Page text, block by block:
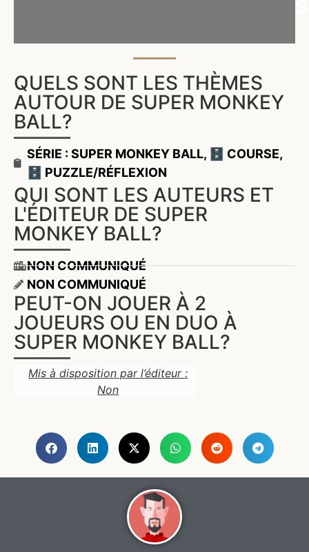
QUELS SONT LES THÈMES
AUTOUR DE SUPER MONKEY
BALL?
SÉRIE : SUPER MONKEY BALL, 🗄️ COURSE,
🗄️ PUZZLE/RÉFLEXION
QUI SONT LES AUTEURS ET
L'ÉDITEUR DE SUPER
MONKEY BALL?
NON COMMUNIQUÉ
NON COMMUNIQUÉ
PEUT-ON JOUER À 2
JOUEURS OU EN DUO À
SUPER MONKEY BALL?
Mis à disposition par l’éditeur :
Non